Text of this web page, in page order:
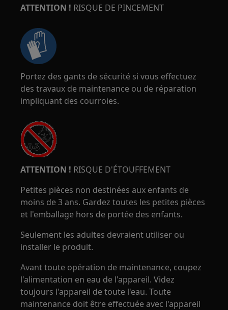
ATTENTION ! RISQUE DE PINCEMENT
Portez des gants de sécurité si vous effectuez
des travaux de maintenance ou de réparation
impliquant des courroies.
ATTENTION ! RISQUE D'ÉTOUFFEMENT
Petites pièces non destinées aux enfants de
moins de 3 ans. Gardez toutes les petites pièces
et l'emballage hors de portée des enfants.
Seulement les adultes devraient utiliser ou
installer le produit.
Avant toute opération de maintenance, coupez
l'alimentation en eau de l'appareil. Videz
toujours l'appareil de toute l'eau. Toute
maintenance doit être effectuée avec l'appareil